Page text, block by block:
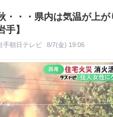
・・・県内は気温が上が
手】
手朝日テレビ 8/7(金) 19:06